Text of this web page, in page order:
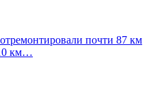
почти 87 км
км…